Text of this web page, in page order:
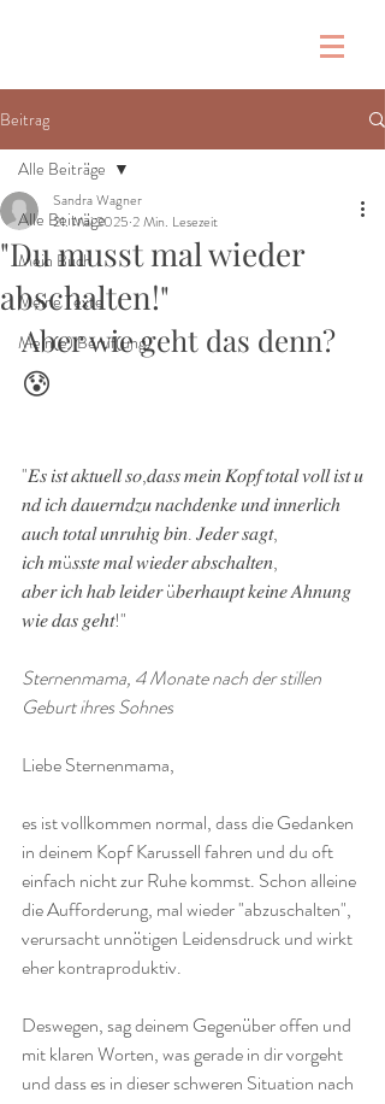
Beitrag
Alle Beiträge
Mein Buch
Meine Texte
Mein(e) Beruf(ung)
Alle Beiträge
"Du musst mal wieder
abschalten!"
Sandra Wagner
21. Mai 2025 2 Min. Lesezeit
Aber wie geht das denn?
😰
"𝐸𝑠 𝑖𝑠𝑡 𝑎𝑘𝑡𝑢𝑒𝑙𝑙 𝑠𝑜,𝑑𝑎𝑠𝑠 𝑚𝑒𝑖𝑛 𝐾𝑜𝑝𝑓 𝑡𝑜𝑡𝑎𝑙 𝑣𝑜𝑙𝑙 𝑖𝑠𝑡 𝑢
𝑛𝑑 𝑖𝑐ℎ 𝑑𝑎𝑢𝑒𝑟𝑛𝑑𝑧𝑢 𝑛𝑎𝑐ℎ𝑑𝑒𝑛𝑘𝑒 𝑢𝑛𝑑 𝑖𝑛𝑛𝑒𝑟𝑙𝑖𝑐ℎ
𝑎𝑢𝑐ℎ 𝑡𝑜𝑡𝑎𝑙 𝑢𝑛𝑟𝑢ℎ𝑖𝑔 𝑏𝑖𝑛. 𝐽𝑒𝑑𝑒𝑟 𝑠𝑎𝑔𝑡,
𝑖𝑐ℎ 𝑚ü𝑠𝑠𝑡𝑒 𝑚𝑎𝑙 𝑤𝑖𝑒𝑑𝑒𝑟 𝑎𝑏𝑠𝑐ℎ𝑎𝑙𝑡𝑒𝑛,
𝑎𝑏𝑒𝑟 𝑖𝑐ℎ ℎ𝑎𝑏 𝑙𝑒𝑖𝑑𝑒𝑟 ü𝑏𝑒𝑟ℎ𝑎𝑢𝑝𝑡 𝑘𝑒𝑖𝑛𝑒 𝐴ℎ𝑛𝑢𝑛𝑔
𝑤𝑖𝑒 𝑑𝑎𝑠 𝑔𝑒ℎ𝑡!"
Sternenmama, 4 Monate nach der stillen
Geburt ihres Sohnes
Liebe Sternenmama,
es ist vollkommen normal, dass die Gedanken
in deinem Kopf Karussell fahren und du oft
einfach nicht zur Ruhe kommst. Schon alleine
die Aufforderung, mal wieder "abzuschalten",
verursacht unnötigen Leidensdruck und wirkt
eher kontraproduktiv.
Deswegen, sag deinem Gegenüber offen und
mit klaren Worten, was gerade in dir vorgeht
und dass es in dieser schweren Situation nach